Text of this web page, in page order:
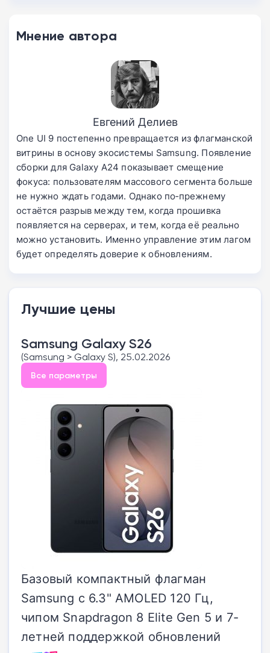
Мнение автора
Евгений Делиев
One UI 9 постепенно превращается из флагманской
витрины в основу экосистемы Samsung. Появление
сборки для Galaxy A24 показывает смещение
фокуса: пользователям массового сегмента больше
не нужно ждать годами. Однако по‑прежнему
остаётся разрыв между тем, когда прошивка
появляется на серверах, и тем, когда её реально
можно установить. Именно управление этим лагом
будет определять доверие к обновлениям.
Лучшие цены
Samsung Galaxy S26
(Samsung > Galaxy S), 25.02.2026
Все параметры
Базовый компактный флагман
Samsung с 6.3" AMOLED 120 Гц,
чипом Snapdragon 8 Elite Gen 5 и 7-
летней поддержкой обновлений